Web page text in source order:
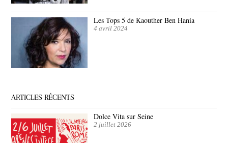
Les Tops 5 de Kaouther Ben Hania
4 avril 2024
ARTICLES RÉCENTS
Dolce Vita sur Seine
2 juillet 2026